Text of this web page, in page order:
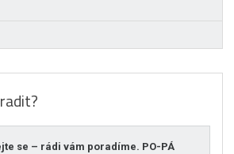
se – rádi vám poradíme. PO-PÁ